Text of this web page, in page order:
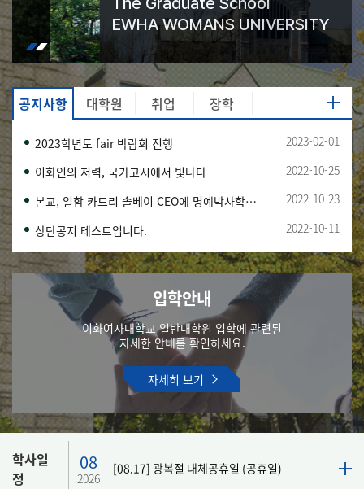
EWHA WOMANS UNIVERSITY
공지사항 대학원 취업 장학
2023학년도 fair 박람회 진행
2023-02-01
이화인의 저력, 국가고시에서 빛나다
2022-10-25
본교, 일함 카드리 솔베이 CEO에 명예박사학위 수여
2022-10-23
상단공지 테스트입니다.
2022-10-11
학사일
정
08
2026
[08.17] 광복절 대체공휴일 (공휴일)
입학안내
이화여자대학교 일반대학원 입학에 관련된
자세한 안내를 확인하세요.
자세히 보기